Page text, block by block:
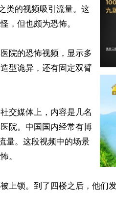
类的视频吸引流量。这
，但也颇为恐怖。
院的恐怖视频，显示多
型诡异，还有固定双臂
交媒体上，内容是几名
院。中国国内经常有博
量。这段视频中的场景
。
上锁。到了四楼之后，他们